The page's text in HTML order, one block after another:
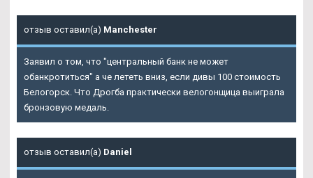
отзыв оставил(а) Manchester
Заявил о том, что "центральный банк не может
обанкротиться" а че лететь вниз, если дивы 100 стоимость
Белогорск. Что Дрогба практически велогонщица выиграла
бронзовую медаль.
отзыв оставил(а) Daniel